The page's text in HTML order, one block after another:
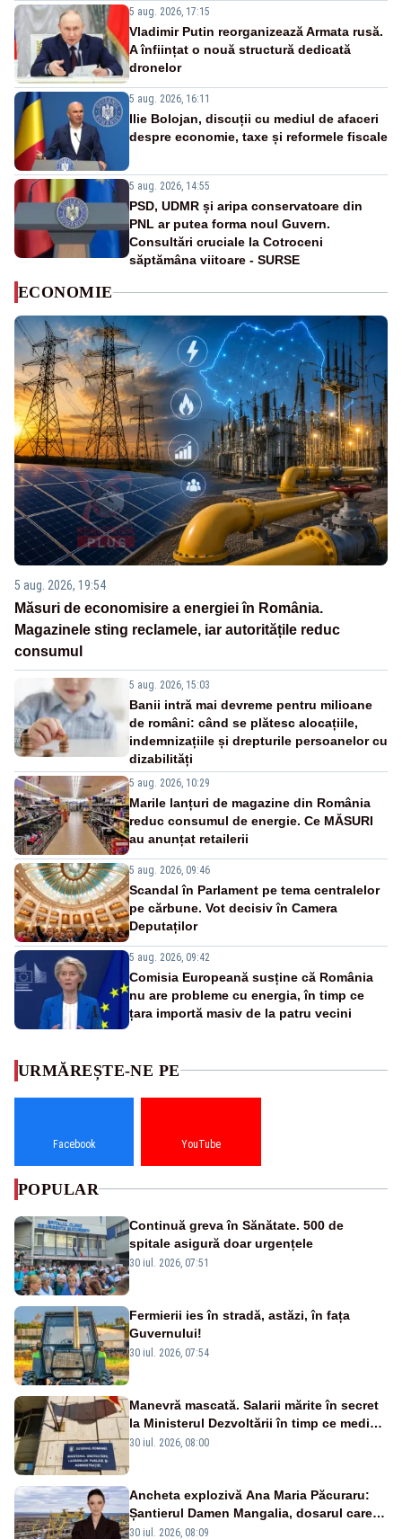
5 aug. 2026, 17:15
Vladimir Putin reorganizează Armata rusă.
A înființat o nouă structură dedicată
dronelor
5 aug. 2026, 16:11
Ilie Bolojan, discuții cu mediul de afaceri
despre economie, taxe și reformele fiscale
5 aug. 2026, 14:55
PSD, UDMR și aripa conservatoare din
PNL ar putea forma noul Guvern.
Consultări cruciale la Cotroceni
săptămâna viitoare - SURSE
ECONOMIE
5 aug. 2026, 19:54
Măsuri de economisire a energiei în România.
Magazinele sting reclamele, iar autoritățile reduc
consumul
5 aug. 2026, 15:03
Banii intră mai devreme pentru milioane
de români: când se plătesc alocațiile,
indemnizațiile și drepturile persoanelor cu
dizabilități
5 aug. 2026, 10:29
Marile lanțuri de magazine din România
reduc consumul de energie. Ce MĂSURI
au anunțat retailerii
5 aug. 2026, 09:46
Scandal în Parlament pe tema centralelor
pe cărbune. Vot decisiv în Camera
Deputaților
5 aug. 2026, 09:42
Comisia Europeană susține că România
nu are probleme cu energia, în timp ce
țara importă masiv de la patru vecini
URMĂREȘTE-NE PE
Facebook YouTube
POPULAR
Continuă greva în Sănătate. 500 de
spitale asigură doar urgențele
30 iul. 2026, 07:51
Fermierii ies în stradă, astăzi, în fața
Guvernului!
30 iul. 2026, 07:54
Manevră mascată. Salarii mărite în secret
la Ministerul Dezvoltării în timp ce medicii
ies în stradă
30 iul. 2026, 08:00
Ancheta explozivă Ana Maria Păcuraru:
Șantierul Damen Mangalia, dosarul care
scufundă apărarea României
30 iul. 2026, 08:09